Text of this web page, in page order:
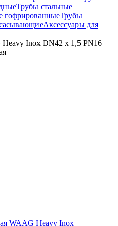
Трубы стальные
гофрированныеТрубы
Аксессуары для
Inox DN42 x 1,5 PN16